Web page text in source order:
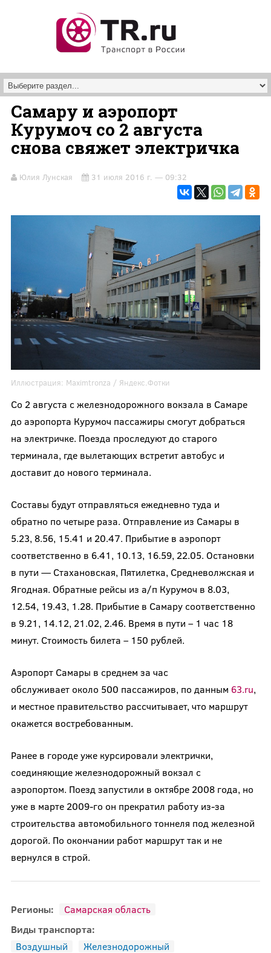
Самару и аэропорт
Курумоч со 2 августа
снова свяжет электричка
Юлия Лунская 31 июля 2016 г. — 09:32
Иллюстрация: Maximtronza / Яндекс.Фотки
Со 2 августа с железнодорожного вокзала в Самаре
до аэропорта Курумоч пассажиры смогут добраться
на электричке. Поезда проследуют до старого
терминала, где вылетающих встретит автобус и
доставит до нового терминала.
Составы будут отправляться ежедневно туда и
обратно по четыре раза. Отправление из Самары в
5.23, 8.56, 15.41 и 20.47. Прибытие в аэропорт
соответственно в 6.41, 10.13, 16.59, 22.05. Остановки
в пути — Стахановская, Пятилетка, Средневолжская и
Ягодная. Обратные рейсы из а/п Курумоч в 8.03,
12.54, 19.43, 1.28. Прибытие в Самару соответственно
в 9.21, 14.12, 21.02, 2.46. Время в пути – 1 час 18
минут. Стоимость билета – 150 рублей.
Аэропорт Самары в среднем за час
обслуживает около 500 пассажиров, по данным 63.ru,
и местное правительство рассчитывает, что маршрут
окажется востребованным.
Ранее в городе уже курсировали электрички,
соединяющие железнодорожный вокзал с
аэропортом. Поезд запустили в октябре 2008 года, но
уже в марте 2009-го он прекратил работу из-за
строительства автомобильного тоннеля под железной
дорогой. По окончании работ маршрут так и не
вернулся в строй.
Регионы:
Самарская область
Виды транспорта:
Воздушный
Железнодорожный